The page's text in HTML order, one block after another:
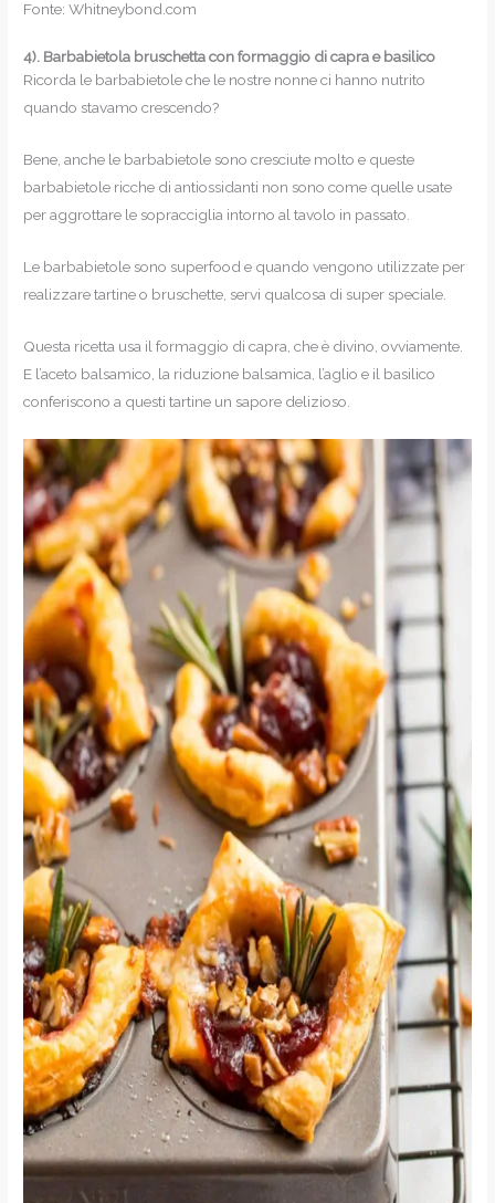
Fonte: Whitneybond.com
4). Barbabietola bruschetta con formaggio di capra e basilico
Ricorda le barbabietole che le nostre nonne ci hanno nutrito
quando stavamo crescendo?
Bene, anche le barbabietole sono cresciute molto e queste
barbabietole ricche di antiossidanti non sono come quelle usate
per aggrottare le sopracciglia intorno al tavolo in passato.
Le barbabietole sono superfood e quando vengono utilizzate per
realizzare tartine o bruschette, servi qualcosa di super speciale.
Questa ricetta usa il formaggio di capra, che è divino, ovviamente.
E l’aceto balsamico, la riduzione balsamica, l’aglio e il basilico
conferiscono a questi tartine un sapore delizioso.